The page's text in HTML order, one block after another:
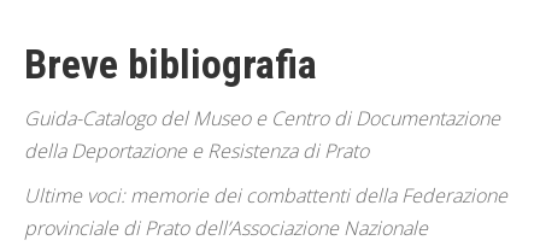
Breve bibliografia
Guida-Catalogo del Museo e Centro di Documentazione
della Deportazione e Resistenza di Prato
Ultime voci: memorie dei combattenti della Federazione
provinciale di Prato dell’Associazione Nazionale